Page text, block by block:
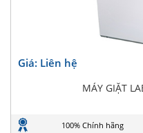
Giá: Liên hệ
MÁY GIẶT
100% Chính hãng